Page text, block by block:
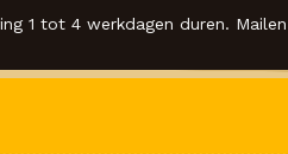
1 tot 4 werkdagen duren.